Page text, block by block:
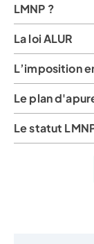
LMNP ?
La loi ALUR
L’imposition
Le plan
Le statut